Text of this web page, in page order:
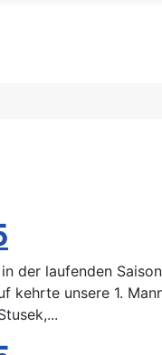
der laufenden
kehrte unsere 1.